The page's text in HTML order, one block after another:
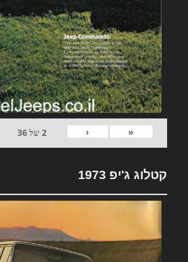
«
‹
2של36
קטלוג ג'יפ 1973